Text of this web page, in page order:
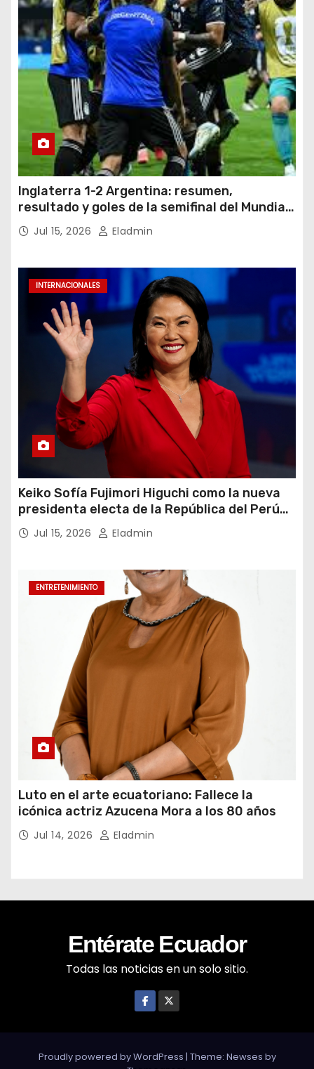
Inglaterra 1-2 Argentina: resumen,
resultado y goles de la semifinal del Mundial
2026Jul 15, 2026 Eladmin
INTERNACIONALES
Keiko Sofía Fujimori Higuchi como la nueva
presidenta electa de la República del Perú
para el periodo constitucional 2026-2031
Jul 15, 2026 Eladmin
ENTRETENIMIENTO
Luto en el arte ecuatoriano: Fallece la
icónica actriz Azucena Mora a los 80 años
Jul 14, 2026 Eladmin
Entérate Ecuador
Todas las noticias en un solo sitio.
Proudly powered by WordPress | Theme: Newses by